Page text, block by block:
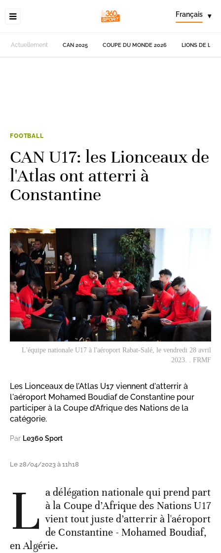
Français ▾
Actuellement CAN 2025 COUPE DU MONDE 2026 LIONS DE
FOOTBALL
CAN U17: les Lionceaux de
l'Atlas ont atterri à
Constantine
L'équipe nationale U17 à l'aéroport Rabat-Salé, le vendredi 28 avril
2023. . FRMF
Les Lionceaux de l’Atlas U17 viennent d'atterrir à
l'aéroport Mohamed Boudiaf de Constantine pour
participer à la Coupe d’Afrique des Nations de la
catégorie.
Par Le360 Sport
Le 28/04/2023 à 11h18
L a délégation nationale qui prend part
à la Coupe d’Afrique des Nations U17
vient tout juste d’atterrir à l'aéroport
de Constantine - Mohamed Boudiaf,
en Algérie.